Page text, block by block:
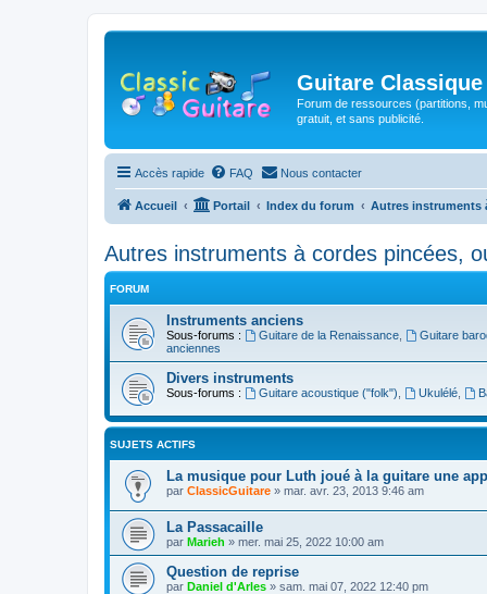
Guitare Classique
Forum de ressources (partitions,
gratuit, et sans publicité.
Accès rapide FAQ Nous contacter
Accueil Portail Index du forum Autres instruments
Autres instruments à cordes pincées,
FORUM
Instruments anciens
Sous-forums : Guitare de la Renaissance, Guitare
anciennes
Divers instruments
Sous-forums : Guitare acoustique ("folk") Ukulélé,
SUJETS ACTIFS
La musique pour Luth joué à la guitare une
par ClassicGuitare » mar. avr. 23, 2013 9:46 am
La Passacaille
par Marieh » mer. mai 25, 2022 10:00 am
Question de reprise
par Daniel d'Arles » sam. mai 07, 2022 12:40 pm